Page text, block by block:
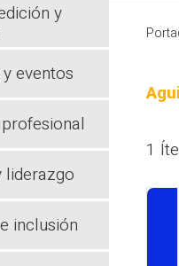
EN
1
y
eventos
liderazgo
inclusión